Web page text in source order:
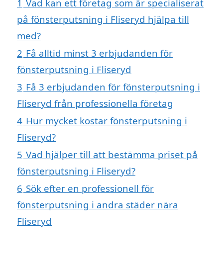
1 Vad kan ett företag som är specialiserat
på fönsterputsning i Fliseryd hjälpa till
med?
2 Få alltid minst 3 erbjudanden för
fönsterputsning i Fliseryd
3 Få 3 erbjudanden för fönsterputsning i
Fliseryd från professionella företag
4 Hur mycket kostar fönsterputsning i
Fliseryd?
5 Vad hjälper till att bestämma priset på
fönsterputsning i Fliseryd?
6 Sök efter en professionell för
fönsterputsning i andra städer nära
Fliseryd